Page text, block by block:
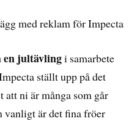
med reklam för Impecta
en jultävlingi samarbete
ställt upp på det
ni är många som går
vanligt är det fina fröer